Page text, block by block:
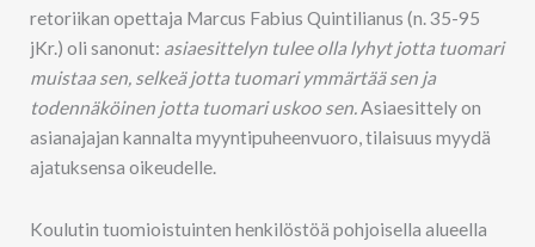
retoriikan opettaja Marcus Fabius Quintilianus (n. 35-95
jKr.) oli sanonut: asiaesittelyn tulee olla lyhyt jotta tuomari
muistaa sen, selkeä jotta tuomari ymmärtää sen ja
todennäköinen jotta tuomari uskoo sen.Asiaesittely on
asianajajan kannalta myyntipuheenvuoro, tilaisuus myydä
ajatuksensa oikeudelle.
Koulutin tuomioistuinten henkilöstöä pohjoisella alueella